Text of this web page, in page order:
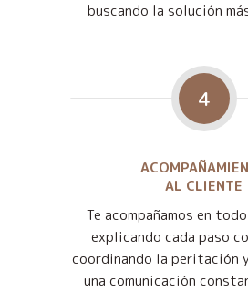
buscando la solución
4
AL CLIENTE
Te acompañamos en
explicando cada paso
coordinando la peritación
una comunicación